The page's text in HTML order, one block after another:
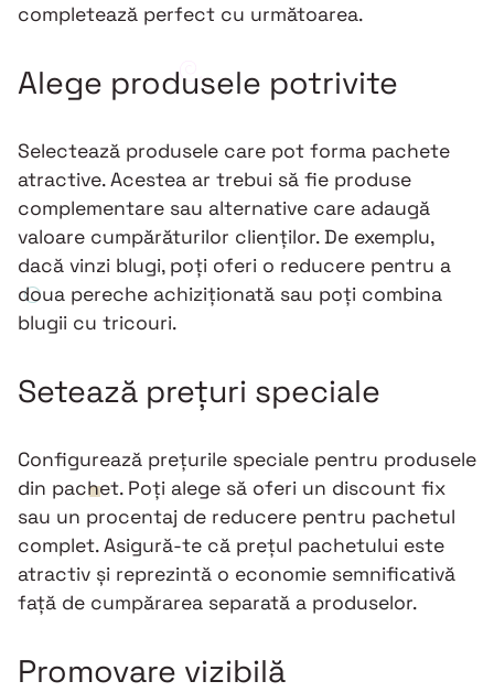
completează perfect cu următoarea.
Alege produsele potrivite
Selectează produsele care pot forma pachete
atractive. Acestea ar trebui să fie produse
complementare sau alternative care adaugă
valoare cumpărăturilor clienților. De exemplu,
dacă vinzi blugi, poți oferi o reducere pentru a
doua pereche achiziționată sau poți combina
blugii cu tricouri.
Setează prețuri speciale
Configurează prețurile speciale pentru produsele
din pachet. Poți alege să oferi un discount fix
sau un procentaj de reducere pentru pachetul
complet. Asigură-te că prețul pachetului este
atractiv și reprezintă o economie semnificativă
față de cumpărarea separată a produselor.
Promovare vizibilă